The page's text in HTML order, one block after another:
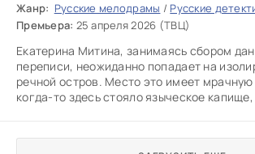
Жанр: Русские мелодрамы / Русские
Премьера: 25 апреля 2026 (ТВЦ)
Екатерина Митина, занимаясь сбором
переписи, неожиданно попадает на
речной остров. Место это имеет
когда-то здесь стояло языческое